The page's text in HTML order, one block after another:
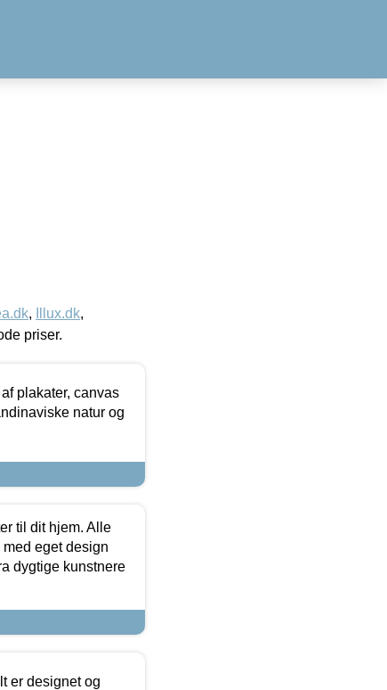
, Illux.dk,
priser.
plakater, canvas
natur og
til dit hjem. Alle
eget design
dygtige kunstnere
er designet og